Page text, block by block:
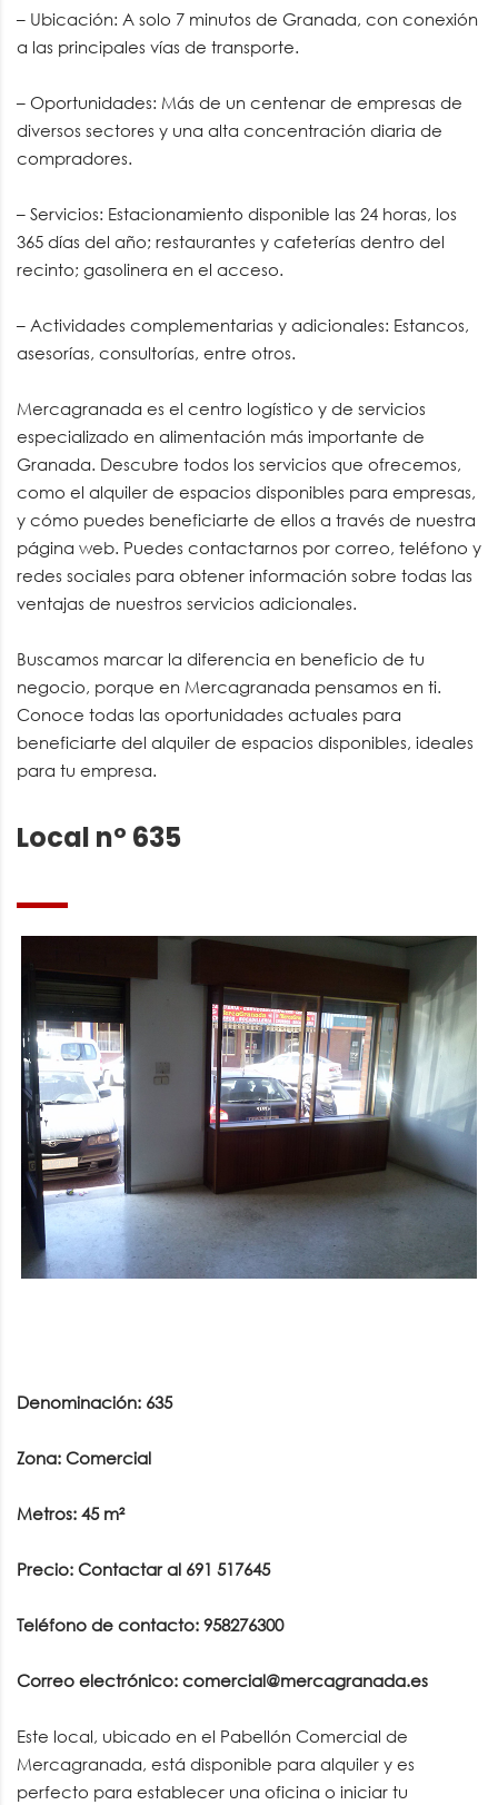
– Ubicación: A solo 7 minutos de Granada, con conexión
a las principales vías de transporte.
– Oportunidades: Más de un centenar de empresas de
diversos sectores y una alta concentración diaria de
compradores.
– Servicios: Estacionamiento disponible las 24 horas, los
365 días del año; restaurantes y cafeterías dentro del
recinto; gasolinera en el acceso.
– Actividades complementarias y adicionales: Estancos,
asesorías, consultorías, entre otros.
Mercagranada es el centro logístico y de servicios
especializado en alimentación más importante de
Granada. Descubre todos los servicios que ofrecemos,
como el alquiler de espacios disponibles para empresas,
y cómo puedes beneficiarte de ellos a través de nuestra
página web. Puedes contactarnos por correo, teléfono y
redes sociales para obtener información sobre todas las
ventajas de nuestros servicios adicionales.
Buscamos marcar la diferencia en beneficio de tu
negocio, porque en Mercagranada pensamos en ti.
Conoce todas las oportunidades actuales para
beneficiarte del alquiler de espacios disponibles, ideales
para tu empresa.
Local nº 635
Denominación: 635
Zona: Comercial
Metros: 45 m²
Precio: Contactar al 691 517645
Teléfono de contacto: 958276300
Correo electrónico: comercial@mercagranada.es
Este local, ubicado en el Pabellón Comercial de
Mercagranada, está disponible para alquiler y es
perfecto para establecer una oficina o iniciar tu